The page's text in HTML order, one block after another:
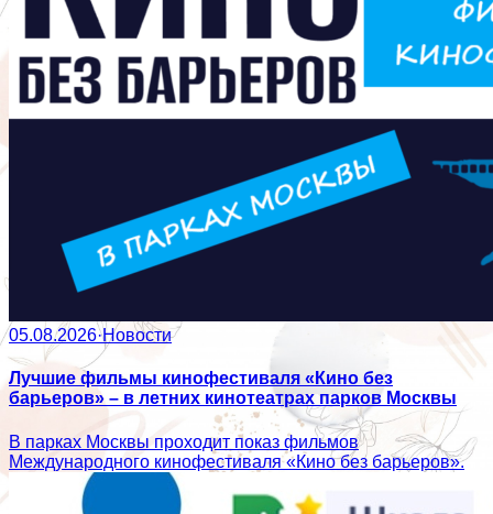
05.08.2026·Новости
Лучшие фильмы кинофестиваля «Кино без
барьеров» – в летних кинотеатрах парков Москвы
В парках Москвы проходит показ фильмов
Международного кинофестиваля «Кино без барьеров».